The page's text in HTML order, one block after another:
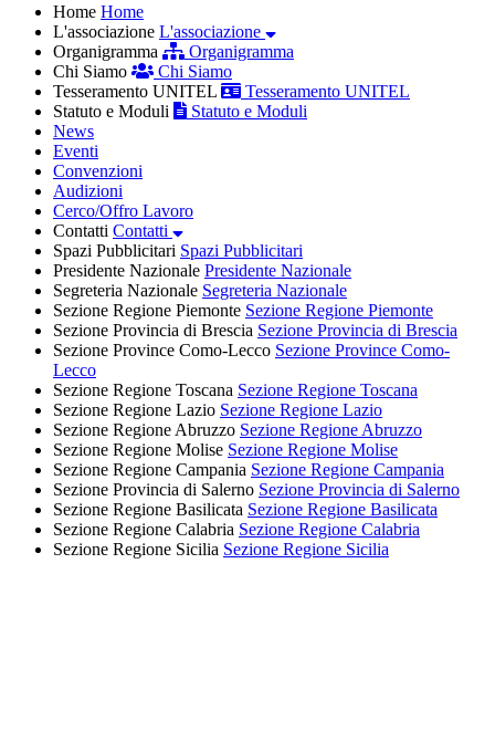
Home Home
L'associazione L'associazione
Organigramma
Organigramma
Chi Siamo
Chi Siamo
Tesseramento UNITEL
Tesseramento UNITEL
Statuto e Moduli
Statuto e Moduli
News
Eventi
Convenzioni
Audizioni
Cerco/Offro Lavoro
Contatti Contatti
Spazi Pubblicitari Spazi Pubblicitari
Presidente Nazionale Presidente Nazionale
Segreteria Nazionale Segreteria Nazionale
Sezione Regione Piemonte Sezione Regione Piemonte
Sezione Provincia di Brescia Sezione Provincia di Brescia
Sezione Province Como-Lecco Sezione Province Como-
Lecco
Sezione Regione Toscana Sezione Regione Toscana
Sezione Regione Lazio Sezione Regione Lazio
Sezione Regione Abruzzo Sezione Regione Abruzzo
Sezione Regione Molise Sezione Regione Molise
Sezione Regione Campania Sezione Regione Campania
Sezione Provincia di Salerno Sezione Provincia di Salerno
Sezione Regione Basilicata Sezione Regione Basilicata
Sezione Regione Calabria Sezione Regione Calabria
Sezione Regione Sicilia Sezione Regione Sicilia